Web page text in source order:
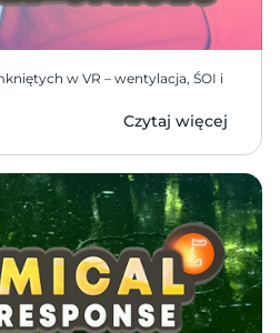
w VR – wentylacja, ŚOI i
Czytaj więcej